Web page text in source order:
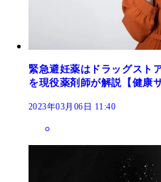
緊急避妊薬はドラッグスト
を現役薬剤師が解説【健康
2023年03月06日 11:40